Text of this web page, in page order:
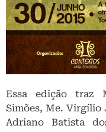
Essa edição traz
Simões, Me. Virgílio
Adriano Batista